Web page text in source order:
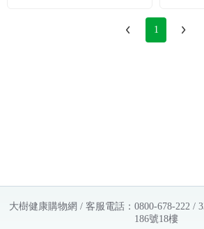
1
大樹健康購物網 / 客服電話：0800-678-222 /
186號18樓